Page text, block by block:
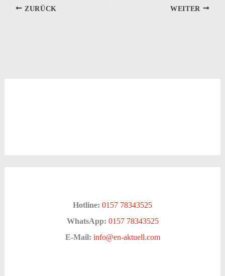
ZURÜCK WEITER
Hotline: 0157 78343525
WhatsApp: 0157 78343525
E-Mail: info@en-aktuell.com